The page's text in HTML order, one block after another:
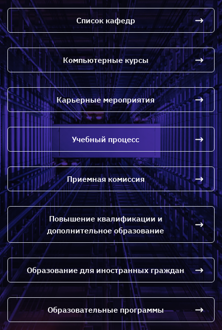
Список кафедр
Компьютерные курсы
Карьерные мероприятия
Учебный процесс
Приемная комиссия
Повышение квалификации и
дополнительное образование
Образование для иностранных граждан
Образовательные программы